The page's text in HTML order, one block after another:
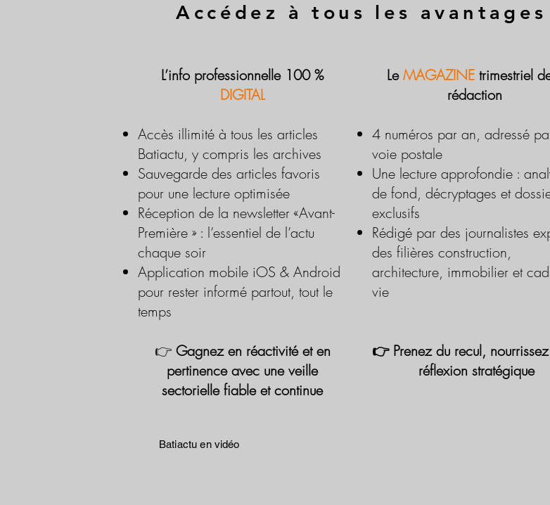
Accédez à tous les
L’info professionnelle 100 %
DIGITAL
Accès illimité à tous les articles
Batiactu, y compris les archives
Sauvegarde des articles favoris
pour une lecture optimisée
Réception de la newsletter «Avant-
Première » : l’essentiel de l’actu
chaque soir
Application mobile iOS & Android
pour rester informé partout, tout le
temps
👉 Gagnez en réactivité et en
pertinence avec une veille
sectorielle fiable et continue
LeMAGAZINE trimestriel
rédaction
4 numéros par an, adressé
voie postale
Une lecture approfondie :
de fond, décryptages et
exclusifs
Rédigé par des journalistes
des filières construction,
architecture, immobilier et
vie
👉 Prenez du recul,
réflexion stratégique
Batiactu en vidéo